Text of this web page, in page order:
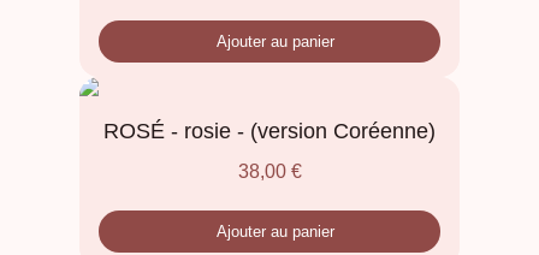
Ajouter au panier
ROSÉ - rosie - (version Coréenne)
38,00 €
Ajouter au panier